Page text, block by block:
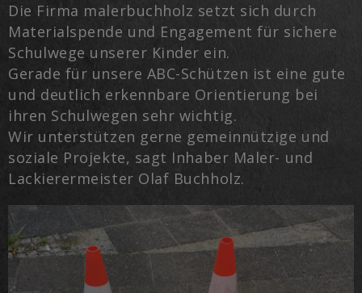
Die Firma malerbuchholz setzt sich durch
Materialspende und Engagement für sichere
Schulwege unserer Kinder ein.
Gerade für unsere ABC-Schützen ist eine gute
und deutlich erkennbare Orientierung bei
ihren Schulwegen sehr wichtig.
Wir unterstützen gerne gemeinnützige und
soziale Projekte, sagt Inhaber Maler- und
Lackierermeister Olaf Buchholz.